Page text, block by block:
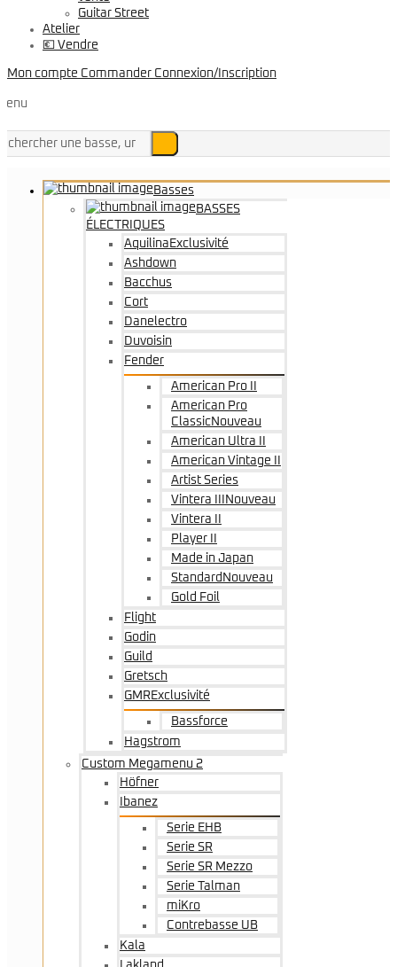
Guitar Street
Atelier
💶 Vendre
Mon compte Commander Connexion/Inscription
Basses
BASSES
ÉLECTRIQUES
Aquilina Exclusivité
Ashdown
Bacchus
Cort
Danelectro
Duvoisin
Fender
American Pro II
American Pro
ClassicNouveau
American Ultra II
American Vintage II
Artist Series
Vintera III
Nouveau
Vintera II
Player II
Made in Japan
Standard Nouveau
Gold Foil
Flight
Godin
Guild
Gretsch
GMRExclusivité
Bassforce
Hagstrom
Custom Megamenu 2
Höfner
Ibanez
Serie EHB
Serie SR
Serie SR Mezzo
Serie Talman
miKro
Contrebasse UB
Kala